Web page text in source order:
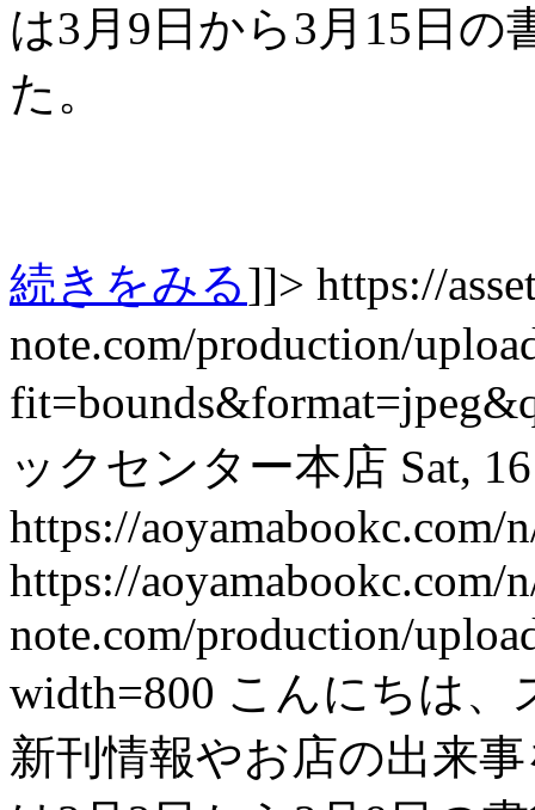
は3月9日から3月15日
た。
続きをみる]]> https://
note.com/production/
ックセンター本店 Sat,
https://aoyamabookc.com/
https://aoyamabookc.com/
note.com/production/
width=800 こんにちは、
新刊情報やお店の出来